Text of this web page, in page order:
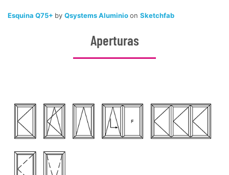
Esquina Q75+ by Qsystems Aluminioon Sketchfab
Aperturas